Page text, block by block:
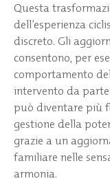
Questa
dell’esperienza
discreto. Gli
consentono, per
comportamento
intervento da
può diventare più
gestione della
grazie a un
familiare nelle
armonia.